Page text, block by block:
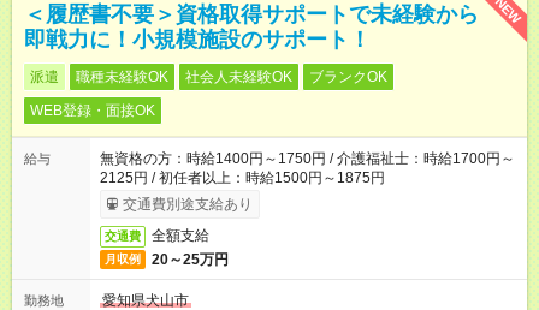
NEW
＜履歴書不要＞資格取得サポートで未経験から
即戦力に！小規模施設のサポート！
派遣 職種未経験OK 社会人未経験OK
ブランクOK
WEB登録・面接OK
給与
無資格の方：時給1400円～1750円 / 介護福祉士：時給1700円～
2125円 / 初任者以上：時給1500円～1875円
交通費別途支給あり
交通費 全額支給
月収例 20～25万円
勤務地
愛知県犬山市